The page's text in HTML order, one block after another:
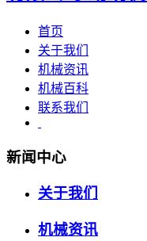
首页
关于我们
机械资讯
机械百科
联系我们
新闻中心
关于我们
机械资讯